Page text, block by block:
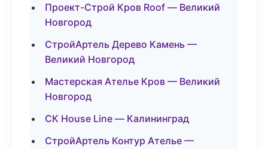
Проект-Строй Кров Roof — Великий
Новгород
СтройАртель Дерево Камень —
Великий Новгород
Мастерская Ателье Кров — Великий
Новгород
СК House Line — Калининград
СтройАртель Контур Ателье —